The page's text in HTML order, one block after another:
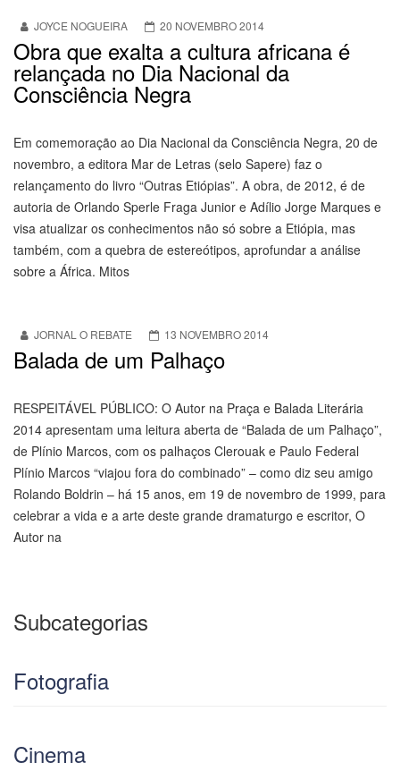
JOYCE NOGUEIRA 20 NOVEMBRO 2014
Obra que exalta a cultura africana é
relançada no Dia Nacional da
Consciência Negra
Em comemoração ao Dia Nacional da Consciência Negra, 20 de
novembro, a editora Mar de Letras (selo Sapere) faz o
relançamento do livro “Outras Etiópias”. A obra, de 2012, é de
autoria de Orlando Sperle Fraga Junior e Adílio Jorge Marques e
visa atualizar os conhecimentos não só sobre a Etiópia, mas
também, com a quebra de estereótipos, aprofundar a análise
sobre a África. Mitos
JORNAL O REBATE 13 NOVEMBRO 2014
Balada de um Palhaço
RESPEITÁVEL PÚBLICO: O Autor na Praça e Balada Literária
2014 apresentam uma leitura aberta de “Balada de um Palhaço”,
de Plínio Marcos, com os palhaços Clerouak e Paulo Federal
Plínio Marcos “viajou fora do combinado” – como diz seu amigo
Rolando Boldrin – há 15 anos, em 19 de novembro de 1999, para
celebrar a vida e a arte deste grande dramaturgo e escritor, O
Autor na
Subcategorias
Fotografia
Cinema